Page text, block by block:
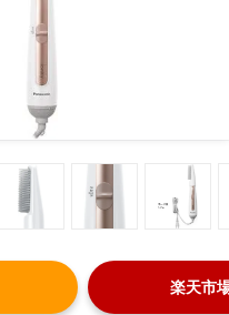
楽天市